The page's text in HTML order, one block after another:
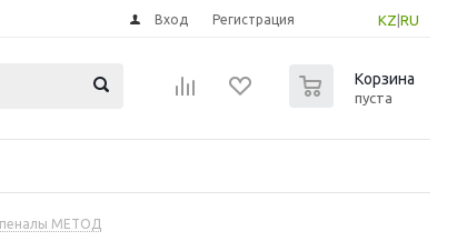
KZ RU
Вход Регистрация
Корзина
пуста
МЕТОД